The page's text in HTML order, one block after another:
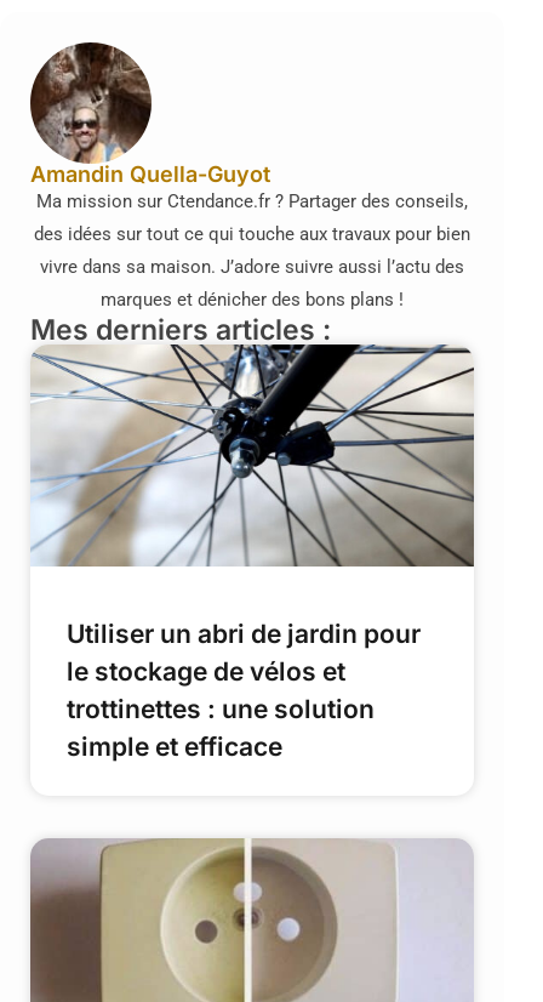
Amandin Quella-Guyot
Ma mission sur Ctendance.fr ? Partager des conseils,
des idées sur tout ce qui touche aux travaux pour bien
vivre dans sa maison. J’adore suivre aussi l’actu des
marques et dénicher des bons plans !
Mes derniers articles :
Utiliser un abri de jardin pour
le stockage de vélos et
trottinettes : une solution
simple et efficace